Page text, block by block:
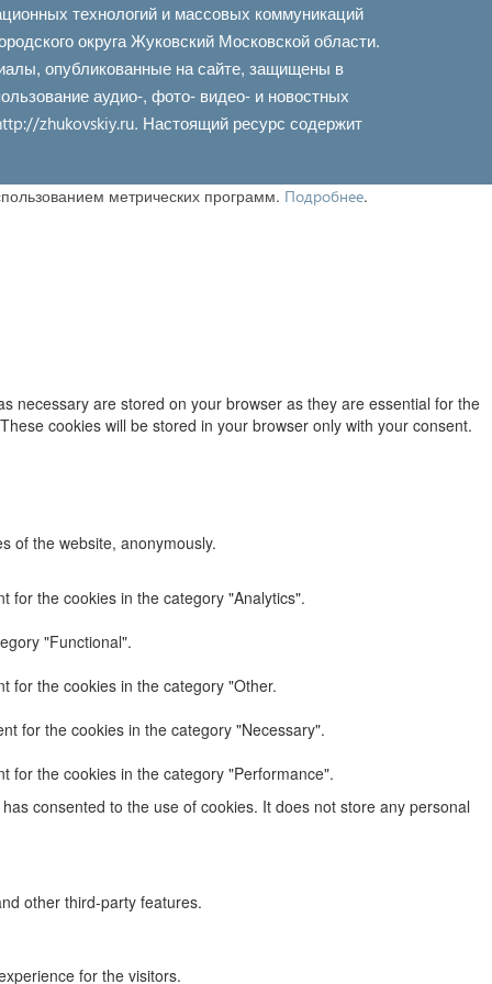
технологий и массовых коммуникаций
округа Жуковский Московской области.
опубликованные на сайте, защищены в
аудио-, фото- видео- и новостных
zhukovskiy.ru. Настоящий ресурс содержит
метрических программ. Подробнее.
necessary are stored on your browser as they are essential for the
cookies will be stored in your browser only with your consent.
of the website, anonymously.
for the cookies in the category "Analytics".
"Functional".
for the cookies in the category "Other.
for the cookies in the category "Necessary".
for the cookies in the category "Performance".
consented to the use of cookies. It does not store any personal
other third-party features.
for the visitors.